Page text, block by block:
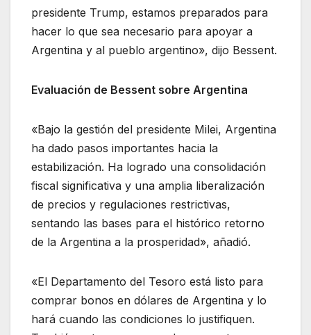
presidente Trump, estamos preparados para
hacer lo que sea necesario para apoyar a
Argentina y al pueblo argentino», dijo Bessent.
Evaluación de Bessent sobre Argentina
«Bajo la gestión del presidente Milei, Argentina
ha dado pasos importantes hacia la
estabilización. Ha logrado una consolidación
fiscal significativa y una amplia liberalización
de precios y regulaciones restrictivas,
sentando las bases para el histórico retorno
de la Argentina a la prosperidad», añadió.
«El Departamento del Tesoro está listo para
comprar bonos en dólares de Argentina y lo
hará cuando las condiciones lo justifiquen.